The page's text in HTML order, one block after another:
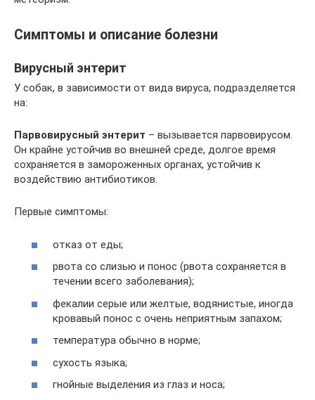
Симптомы и описание болезни
Вирусный энтерит
У собак, в зависимости от вида вируса, подразделяется
на:
Парвовирусный энтерит – вызывается парвовирусом.
Он крайне устойчив во внешней среде, долгое время
сохраняется в замороженных органах, устойчив к
воздействию антибиотиков.
Первые симптомы:
отказ от еды;
рвота со слизью и понос (рвота сохраняется в
течении всего заболевания);
фекалии серые или желтые, водянистые, иногда
кровавый понос с очень неприятным запахом;
температура обычно в норме;
сухость языка;
гнойные выделения из глаз и носа;